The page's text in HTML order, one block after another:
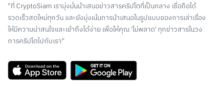
"ที่ CryptoSiam เรามุ่งมั่นนำเสนอข่าวสารคริปโตที่เป็นกลาง เชื่อถือได้
รวดเร็วสดใหม่ทุกวัน และยังมุ่งเน้นการนำเสนอในรูปแบบของการเล่าเรื่อง
ให้มีความน่าสนใจและเข้าถึงได้ง่าย เพื่อให้คุณ 'ไม่พลาด' ทุกข่าวสารในวง
การคริปโตไปกับเรา"